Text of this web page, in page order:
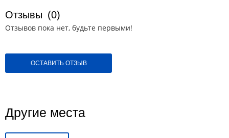
Отзывы (0)
Отзывов пока нет, будьте первыми!
ОСТАВИТЬ ОТЗЫВ
Другие места